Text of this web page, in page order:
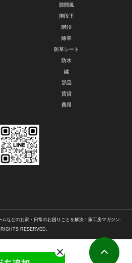
隙間風
階段下
階段
除草
防草シート
防水
鍵
部品
賃貸
費用
などのお家・日常のお困りごとを解決！家工房マガジン.
RESERVED.